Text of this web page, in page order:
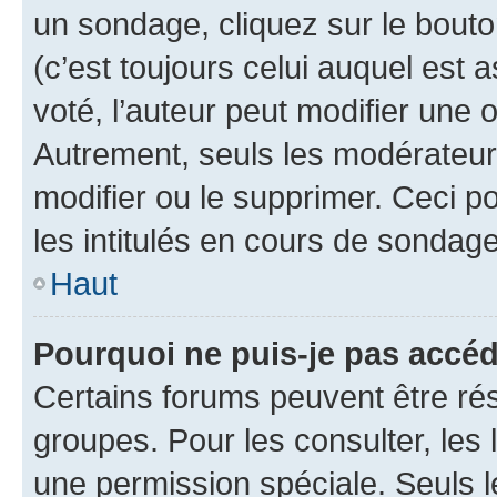
un sondage, cliquez sur le
(c’est toujours celui auquel est
voté, l’auteur peut modifier une
Autrement, seuls les
modifier ou le supprimer. Ceci
les intitulés en cours de
Haut
Pourquoi ne puis-je pas
Certains forums peuvent être
groupes. Pour les consulter,
une permission spéciale. Seuls